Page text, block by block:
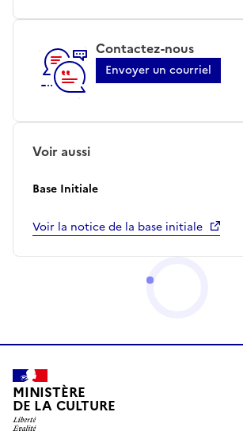
Contactez-nous
Envoyer un courriel
Voir aussi
Base Initiale
Voir la notice de la base initiale
MINISTÈRE
DE LA CULTURE